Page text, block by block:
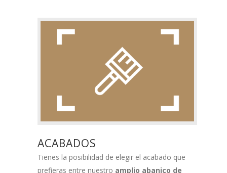
ACABADOS
Tienes la posibilidad de elegir el acabado que
prefieras entre nuestro amplio abanico de